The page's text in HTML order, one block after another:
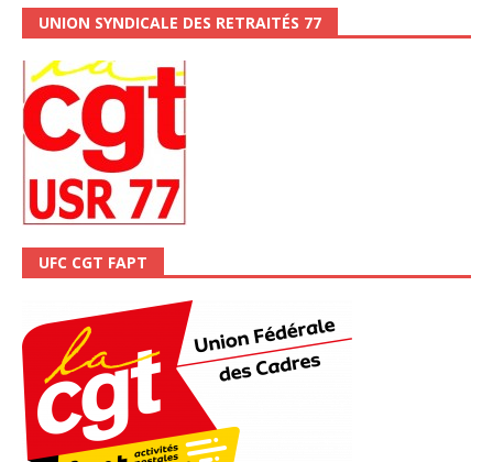
UNION SYNDICALE DES RETRAITÉS 77
UFC CGT FAPT